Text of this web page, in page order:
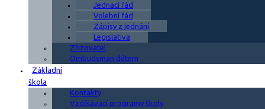
Jednací řád
Volební řád
Zápisy z jednání
Legislativa
Zřizovatel
Ombudsman dětem
Základní
škola
Kontakty
Vzdělávací programy školy